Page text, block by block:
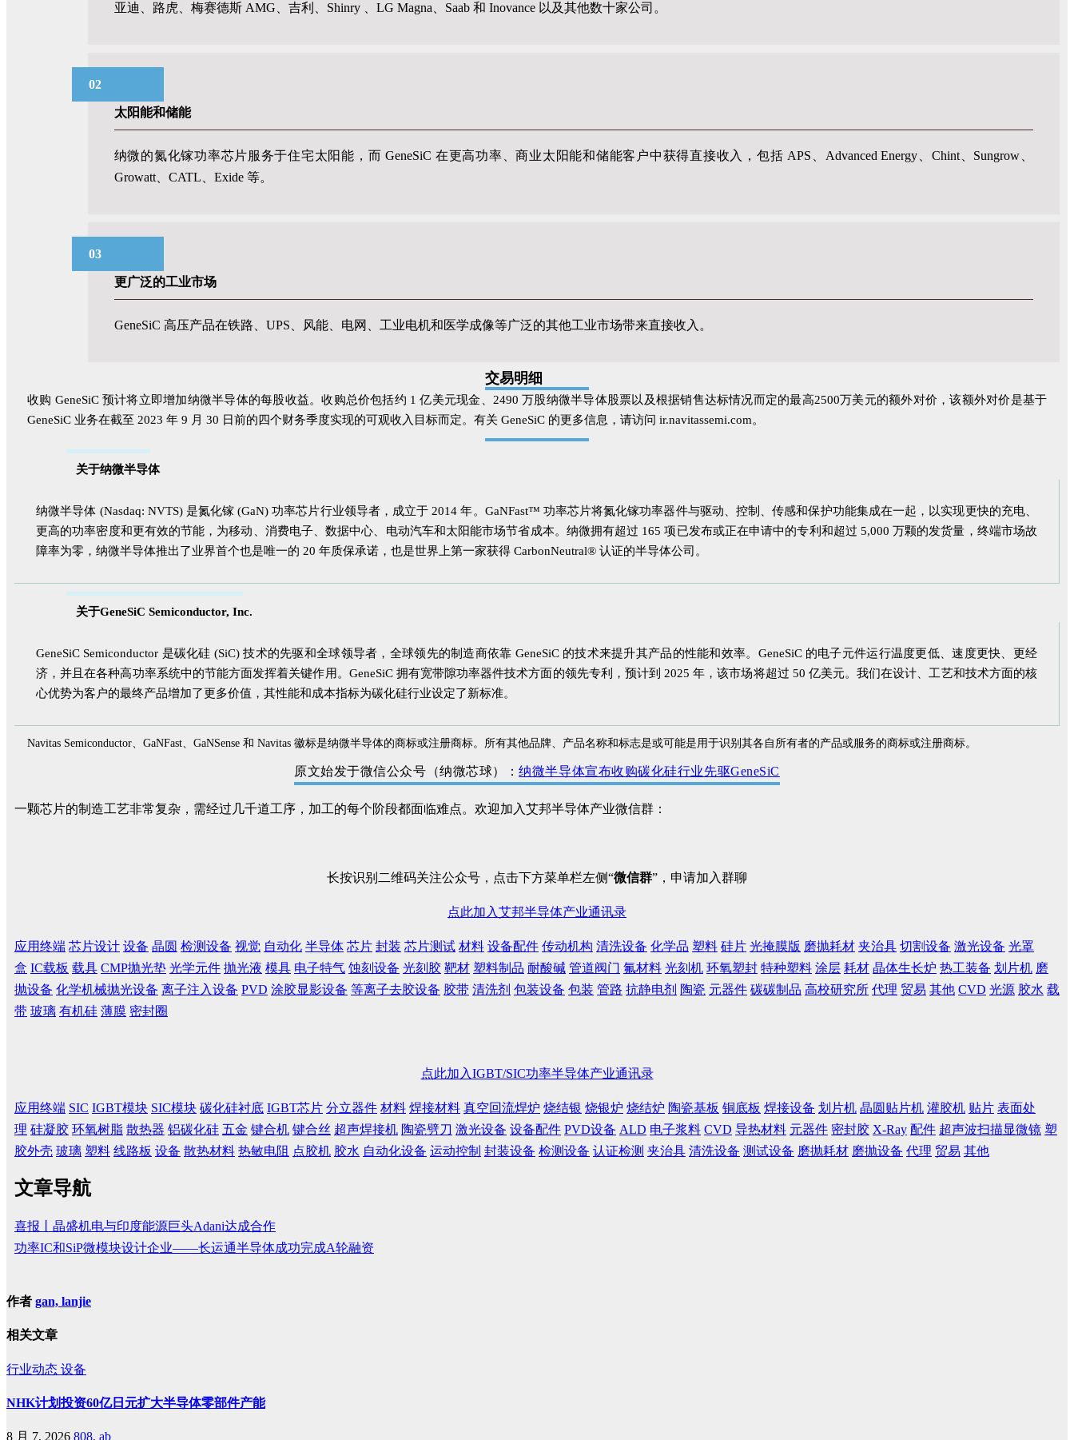
亚迪、路虎、梅赛德斯 AMG、吉利、Shinry 、LG Magna、Saab 和 Inovance 以及其他数十家公司。
02
太阳能和储能
纳微的氮化镓功率芯片服务于住宅太阳能，而 GeneSiC 在更高功率、商业太阳能和储能客户中获得直接收入，包括 APS、Advanced Energy、Chint、Sungrow、
Growatt、CATL、Exide 等。
03
更广泛的工业市场
GeneSiC 高压产品在铁路、UPS、风能、电网、工业电机和医学成像等广泛的其他工业市场带来直接收入。
交易明细
收购 GeneSiC 预计将立即增加纳微半导体的每股收益。收购总价包括约 1 亿美元现金、2490 万股纳微半导体股票以及根据销售达标情况而定的最高2500万美元的额外对价，该额外对价是基于
GeneSiC 业务在截至 2023 年 9 月 30 日前的四个财务季度实现的可观收入目标而定。有关 GeneSiC 的更多信息，请访问 ir.navitassemi.com。
关于纳微半导体
纳微半导体 (Nasdaq: NVTS) 是氮化镓 (GaN) 功率芯片行业领导者，成立于 2014 年。GaNFast™ 功率芯片将氮化镓功率器件与驱动、控制、传感和保护功能集成在一起，以实现更快的充电、
更高的功率密度和更有效的节能，为移动、消费电子、数据中心、电动汽车和太阳能市场节省成本。纳微拥有超过 165 项已发布或正在申请中的专利和超过 5,000 万颗的发货量，终端市场故
障率为零，纳微半导体推出了业界首个也是唯一的 20 年质保承诺，也是世界上第一家获得 CarbonNeutral® 认证的半导体公司。
关于GeneSiC Semiconductor, Inc.
GeneSiC Semiconductor 是碳化硅 (SiC) 技术的先驱和全球领导者，全球领先的制造商依靠 GeneSiC 的技术来提升其产品的性能和效率。GeneSiC 的电子元件运行温度更低、速度更快、更经
济，并且在各种高功率系统中的节能方面发挥着关键作用。GeneSiC 拥有宽带隙功率器件技术方面的领先专利，预计到 2025 年，该市场将超过 50 亿美元。我们在设计、工艺和技术方面的核
心优势为客户的最终产品增加了更多价值，其性能和成本指标为碳化硅行业设定了新标准。
Navitas Semiconductor、GaNFast、GaNSense 和 Navitas 徽标是纳微半导体的商标或注册商标。所有其他品牌、产品名称和标志是或可能是用于识别其各自所有者的产品或服务的商标或注册商标。
原文始发于微信公众号（纳微芯球）：纳微半导体宣布收购碳化硅行业先驱GeneSiC
一颗芯片的制造工艺非常复杂，需经过几千道工序，加工的每个阶段都面临难点。欢迎加入艾邦半导体产业微信群：
长按识别二维码关注公众号，点击下方菜单栏左侧“微信群”，申请加入群聊
点此加入艾邦半导体产业通讯录
应用终端 芯片设计 设备 晶圆 检测设备 视觉 自动化 半导体 芯片 封装 芯片测试 材料 设备配件 传动机构 清洗设备 化学品 塑料 硅片 光掩膜版 磨抛耗材 夹治具 切割设备 激光设备 光罩
盒 IC载板 载具 CMP抛光垫 光学元件 抛光液 模具 电子特气 蚀刻设备 光刻胶 靶材 塑料制品 耐酸碱 管道阀门 氟材料 光刻机 环氧塑封 特种塑料 涂层 耗材 晶体生长炉 热工装备 划片机 磨
抛设备 化学机械抛光设备 离子注入设备 PVD 涂胶显影设备 等离子去胶设备 胶带 清洗剂 包装设备 包装 管路 抗静电剂 陶瓷 元器件 碳碳制品 高校研究所 代理 贸易 其他 CVD 光源 胶水 载
带 玻璃 有机硅 薄膜 密封圈
点此加入IGBT/SIC功率半导体产业通讯录
应用终端 SIC IGBT模块 SIC模块 碳化硅衬底 IGBT芯片 分立器件 材料 焊接材料 真空回流焊炉 烧结银 烧银炉 烧结炉 陶瓷基板 铜底板 焊接设备 划片机 晶圆贴片机 灌胶机 贴片 表面处
理 硅凝胶 环氧树脂 散热器 铝碳化硅 五金 键合机 键合丝 超声焊接机 陶瓷劈刀 激光设备 设备配件 PVD设备 ALD 电子浆料 CVD 导热材料 元器件 密封胶 X-Ray 配件 超声波扫描显微镜 塑
胶外壳 玻璃 塑料 线路板 设备 散热材料 热敏电阻 点胶机 胶水 自动化设备 运动控制 封装设备 检测设备 认证检测 夹治具 清洗设备 测试设备 磨抛耗材 磨抛设备 代理 贸易 其他
文章导航
喜报丨晶盛机电与印度能源巨头Adani达成合作
功率IC和SiP微模块设计企业——长运通半导体成功完成A轮融资
作者 gan, lanjie
相关文章
行业动态 设备
NHK计划投资60亿日元扩大半导体零部件产能
8 月 7, 2026 808, ab